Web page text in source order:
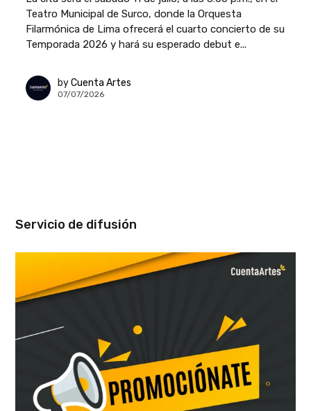
Teatro Municipal de Surco, donde la Orquesta
Filarmónica de Lima ofrecerá el cuarto concierto de su
Temporada 2026 y hará su esperado debut e...
by Cuenta Artes
07/07/2026
Servicio de difusión